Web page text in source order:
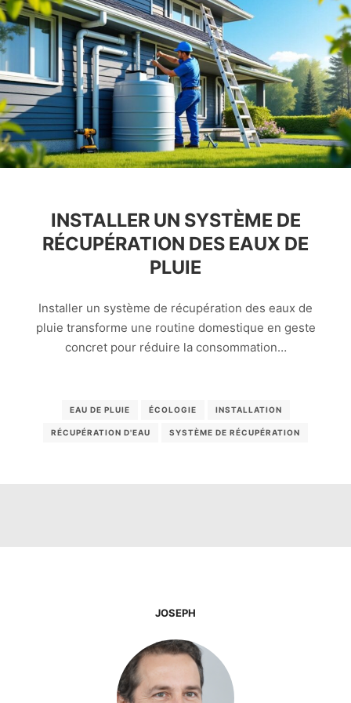
INSTALLER UN SYSTÈME DE
RÉCUPÉRATION DES EAUX DE
PLUIE
Installer un système de récupération des eaux de
pluie transforme une routine domestique en geste
concret pour réduire la consommation…
EAU DE PLUIE ÉCOLOGIE INSTALLATION
RÉCUPÉRATION D'EAU SYSTÈME DE RÉCUPÉRATION
JOSEPH